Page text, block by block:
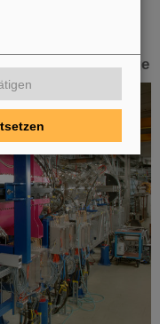
Abbremsanlage